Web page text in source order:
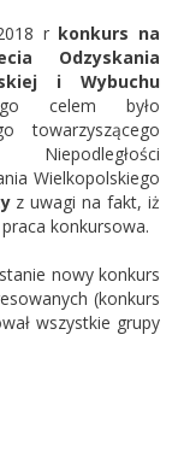
r konkurs na
Odzyskania
i Wybuchu
celem było
towarzyszącego
Wielkopolskiego
z uwagi na fakt, iż
konkursowa.
nowy konkurs
(konkurs
wszystkie grupy